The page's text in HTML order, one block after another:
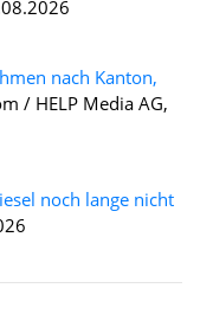
nach Kanton,
/ HELP Media AG,
noch lange nicht